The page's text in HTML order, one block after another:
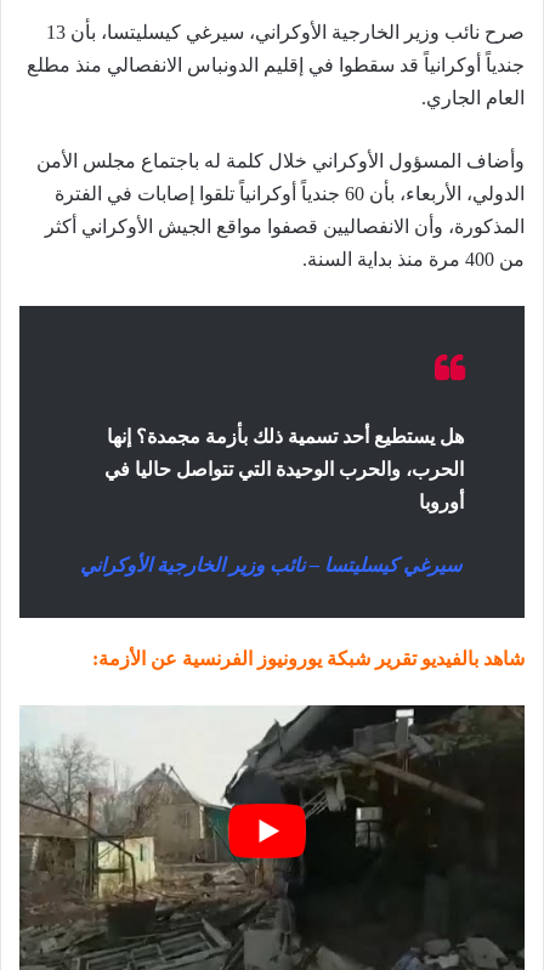
صرح نائب وزير الخارجية الأوكراني، سيرغي كيسليتسا، بأن 13
جندياً أوكرانياً قد سقطوا في إقليم الدونباس الانفصالي منذ مطلع
العام الجاري.
وأضاف المسؤول الأوكراني خلال كلمة له باجتماع مجلس الأمن
الدولي، الأربعاء، بأن 60 جندياً أوكرانياً تلقوا إصابات في الفترة
المذكورة، وأن الانفصاليين قصفوا مواقع الجيش الأوكراني أكثر
من 400 مرة منذ بداية السنة.
هل يستطيع أحد تسمية ذلك بأزمة مجمدة؟ إنها
الحرب، والحرب الوحيدة التي تتواصل حاليا في
أوروبا
سيرغي كيسليتسا – نائب وزير الخارجية الأوكراني
شاهد بالفيديو تقرير شبكة يورونيوز الفرنسية عن الأزمة: